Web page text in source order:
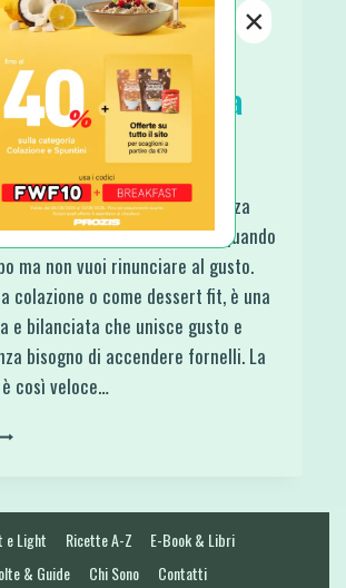
ZUCCHERO
RICETTE VEGETARIANE
limone istantanea
senza cottura
istantanea proteica e senza
ricetta fresca e perfetta per quando
ma non vuoi rinunciare al gusto.
colazione o come dessert fit, è una
e bilanciata che unisce gusto e
bisogno di accendere fornelli. La
così veloce…
CREMA
e Light Ricette A-Z
E-Book & Libri
& Guide
Chi Sono Contatti
×